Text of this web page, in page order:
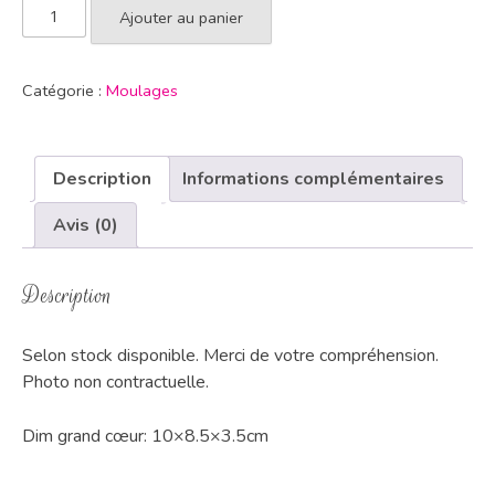
Ajouter au panier
Catégorie : Moulages
Description
Informations complémentaires
Avis (0)
Description
Selon stock disponible. Merci de votre compréhension.
Photo non contractuelle.
Dim grand cœur: 10×8.5×3.5cm